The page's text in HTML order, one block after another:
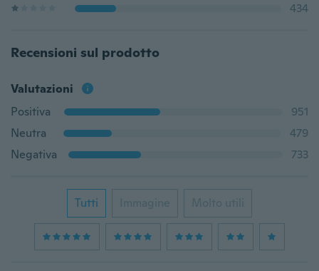
434
Recensioni sul prodotto
Valutazioni
Positiva
951
Neutra
479
Negativa
733
Tutti Immagine Molto utili